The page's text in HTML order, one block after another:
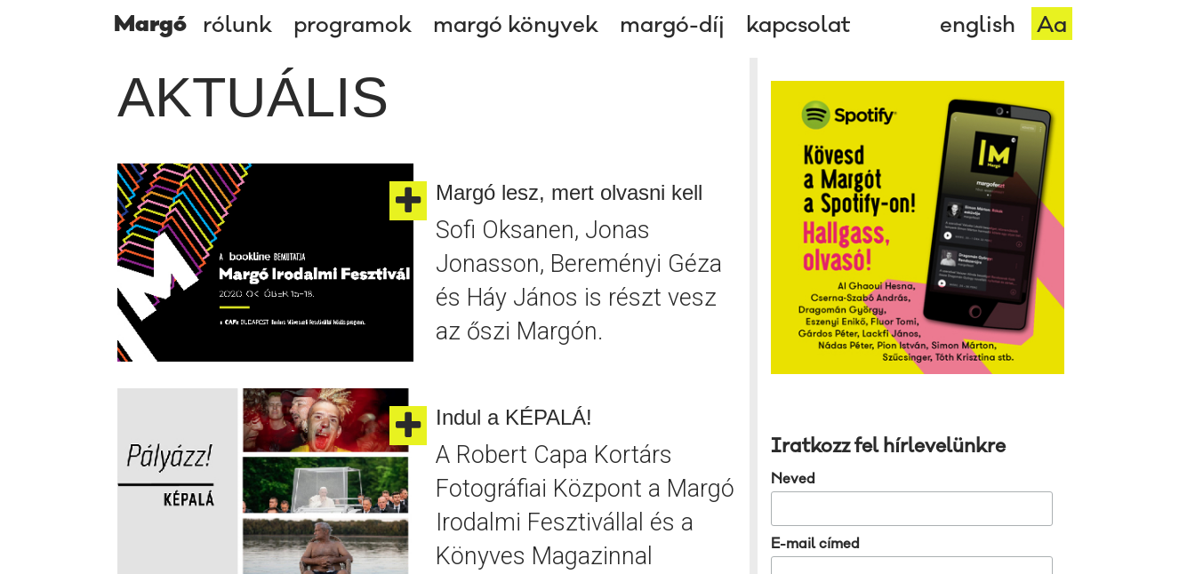
Margó rólunk programok margó könyvek margó-díj kapcsolat english Aa
AKTUÁLIS
Margó lesz, mert olvasni kell
Sofi Oksanen, Jonas
Jonasson, Bereményi Géza
és Háy János is részt vesz
az őszi Margón.
Indul a KÉPALÁ!
A Robert Capa Kortárs
Fotográfiai Központ a Margó
Irodalmi Fesztivállal és a
Könyves Magazinnal
Iratkozz fel hírlevelünkre
Neved
E-mail címed